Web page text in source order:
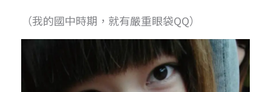
（我的國中時期，就有嚴重眼袋QQ）